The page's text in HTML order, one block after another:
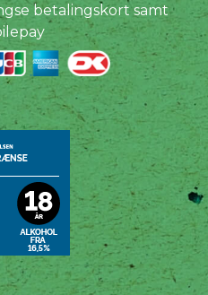
betalingskort samt